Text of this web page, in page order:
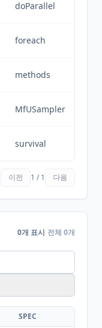
doParallel
foreach
methods
MfUSampler
survival
이전 1 / 1 다음
0개 표시 전체 0개
SPEC